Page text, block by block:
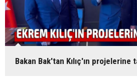
Bakan Bak'tan Kılıç'ın projelerine